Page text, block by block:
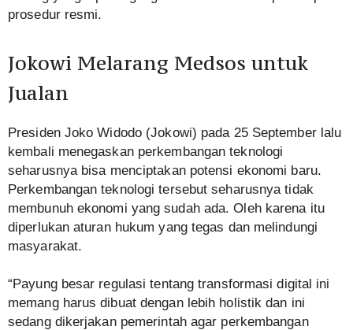
prosedur resmi.
Jokowi Melarang Medsos untuk
Jualan
Presiden Joko Widodo (Jokowi) pada 25 September lalu
kembali menegaskan perkembangan teknologi
seharusnya bisa menciptakan potensi ekonomi baru.
Perkembangan teknologi tersebut seharusnya tidak
membunuh ekonomi yang sudah ada. Oleh karena itu
diperlukan aturan hukum yang tegas dan melindungi
masyarakat.
“Payung besar regulasi tentang transformasi digital ini
memang harus dibuat dengan lebih holistik dan ini
sedang dikerjakan pemerintah agar perkembangan